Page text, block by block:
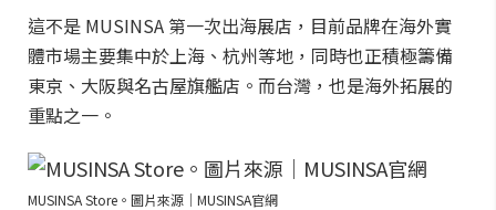
這不是 MUSINSA 第一次出海展店，目前品牌在海外實
體市場主要集中於上海、杭州等地，同時也正積極籌備
東京、大阪與名古屋旗艦店。而台灣，也是海外拓展的
重點之一。
MUSINSA Store。圖片來源｜MUSINSA官網